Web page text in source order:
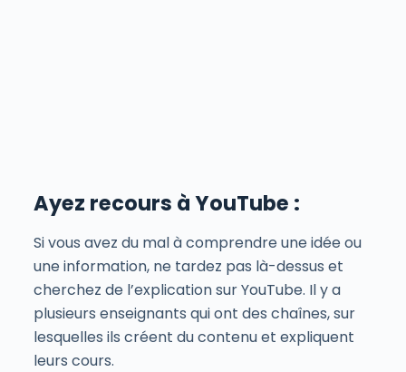
Ayez recours à YouTube :
Si vous avez du mal à comprendre une idée ou
une information, ne tardez pas là-dessus et
cherchez de l’explication sur YouTube. Il y a
plusieurs enseignants qui ont des chaînes, sur
lesquelles ils créent du contenu et expliquent
leurs cours.